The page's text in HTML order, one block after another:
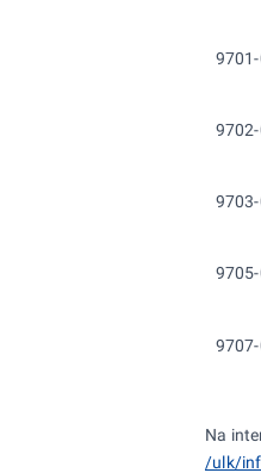
Na
/ulk/